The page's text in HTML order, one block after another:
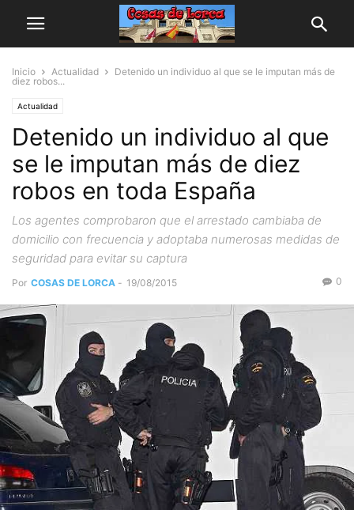
Inicio Actualidad
Detenido un individuo al que se le imputan más de
diez robos...
Actualidad
Detenido un individuo al que
se le imputan más de diez
robos en toda España
Los agentes comprobaron que el arrestado cambiaba de
domicilio con frecuencia y adoptaba numerosas medidas de
seguridad para evitar su captura
Por COSAS DE LORCA - 19/08/2015 0